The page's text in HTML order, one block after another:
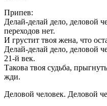
Припев:
Делай-делай дело, деловой
переходов нет.
И грустит твоя жена, что
Делай-делай дело, деловой
21-й век.
Такова твоя судьба,
жди.
Деловой человек. Деловой